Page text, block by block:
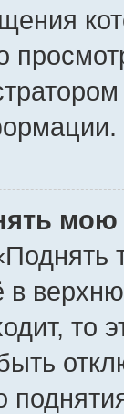
мою
в
то